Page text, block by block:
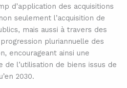
d’application des acquisitions
seulement l’acquisition de
mais aussi à travers des
pluriannuelle des
encourageant ainsi une
de l’utilisation de biens issus de
2030.